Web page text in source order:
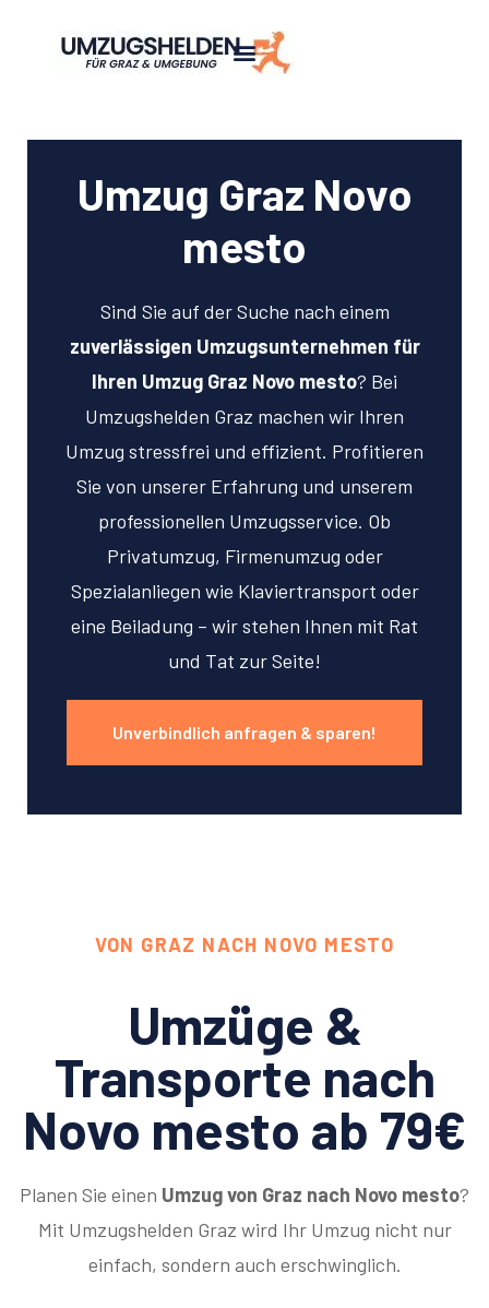
Umzug Graz Novo
mesto
Sind Sie auf der Suche nach einem
zuverlässigen Umzugsunternehmen für
Ihren Umzug Graz Novo mesto? Bei
Umzugshelden Graz machen wir Ihren
Umzug stressfrei und effizient. Profitieren
Sie von unserer Erfahrung und unserem
professionellen Umzugsservice. Ob
Privatumzug, Firmenumzug oder
Spezialanliegen wie Klaviertransport oder
eine Beiladung – wir stehen Ihnen mit Rat
und Tat zur Seite!
Unverbindlich anfragen & sparen!
VON GRAZ NACH NOVO MESTO
Umzüge &
Transporte nach
Novo mesto ab 79€
Planen Sie einen Umzug von Graz nach Novo mesto?
Mit Umzugshelden Graz wird Ihr Umzug nicht nur
einfach, sondern auch erschwinglich.